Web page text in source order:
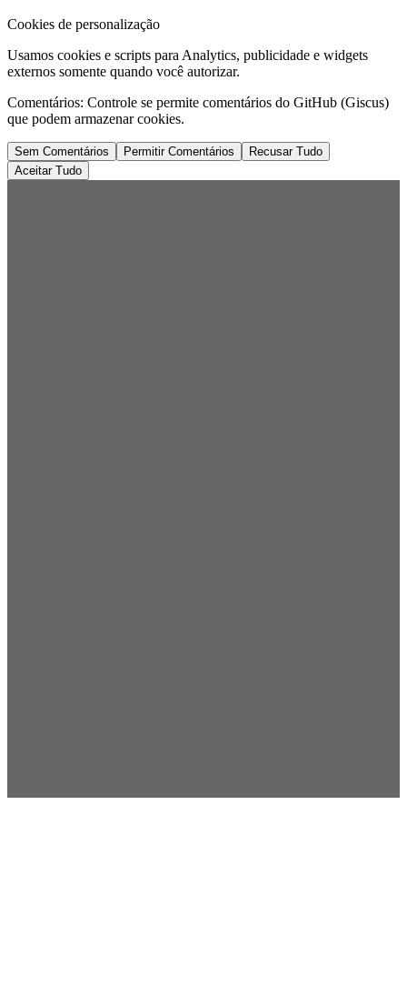
Cookies de personalização
Usamos cookies e scripts para Analytics, publicidade e widgets
externos somente quando você autorizar.
Comentários: Controle se permite comentários do GitHub (Giscus)
que podem armazenar cookies.
Sem Comentários Permitir Comentários
Recusar Tudo
Aceitar Tudo